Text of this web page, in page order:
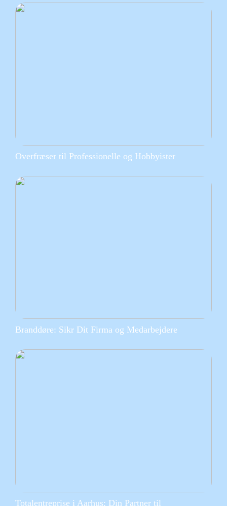
Overfræser til Professionelle og Hobbyister
Branddøre: Sikr Dit Firma og Medarbejdere
Totalentreprise i Aarhus: Din Partner til